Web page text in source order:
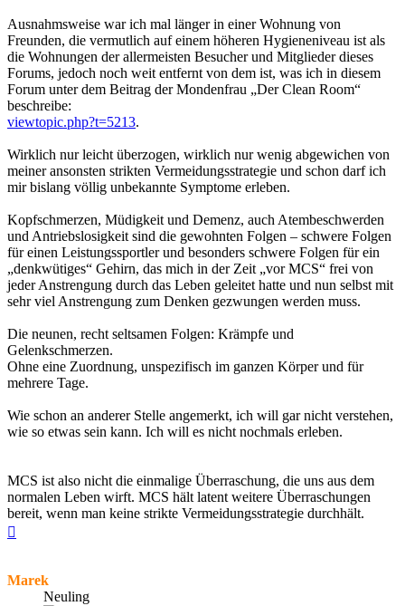
Ausnahmsweise war ich mal länger in einer Wohnung von
Freunden, die vermutlich auf einem höheren Hygieneniveau ist als
die Wohnungen der allermeisten Besucher und Mitglieder dieses
Forums, jedoch noch weit entfernt von dem ist, was ich in diesem
Forum unter dem Beitrag der Mondenfrau „Der Clean Room“
beschreibe:
viewtopic.php?t=5213.
Wirklich nur leicht überzogen, wirklich nur wenig abgewichen von
meiner ansonsten strikten Vermeidungsstrategie und schon darf ich
mir bislang völlig unbekannte Symptome erleben.
Kopfschmerzen, Müdigkeit und Demenz, auch Atembeschwerden
und Antriebslosigkeit sind die gewohnten Folgen – schwere Folgen
für einen Leistungssportler und besonders schwere Folgen für ein
„denkwütiges“ Gehirn, das mich in der Zeit „vor MCS“ frei von
jeder Anstrengung durch das Leben geleitet hatte und nun selbst mit
sehr viel Anstrengung zum Denken gezwungen werden muss.
Die neunen, recht seltsamen Folgen: Krämpfe und
Gelenkschmerzen.
Ohne eine Zuordnung, unspezifisch im ganzen Körper und für
mehrere Tage.
Wie schon an anderer Stelle angemerkt, ich will gar nicht verstehen,
wie so etwas sein kann. Ich will es nicht nochmals erleben.
MCS ist also nicht die einmalige Überraschung, die uns aus dem
normalen Leben wirft. MCS hält latent weitere Überraschungen
bereit, wenn man keine strikte Vermeidungsstrategie durchhält.
Marek
Neuling